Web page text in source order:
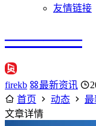
友情链接
————
firekb 最新资讯
首页
动态 最
文章详情